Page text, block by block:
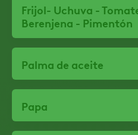
Frijol- Uchuva -
Berenjena - Pimentón
Palma de aceite
Papa